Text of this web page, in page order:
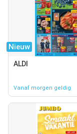
Nieuw
ALDI
Vanaf morgen geldig